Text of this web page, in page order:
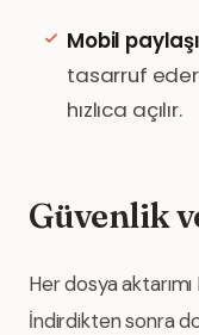
Mobil
tasarruf
hızlıca açılır.
Güvenlik
Her dosya
İndirdikten sonra